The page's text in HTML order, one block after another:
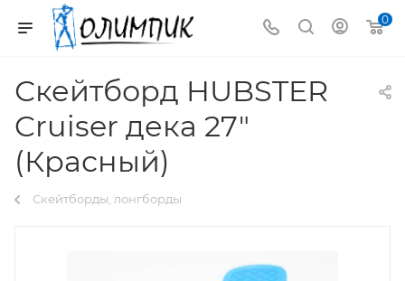
0
Скейтборд HUBSTER
Cruiser дека 27"
(Красный)
Скейтборды, лонгборды